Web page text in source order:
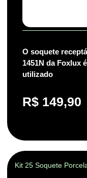
O soquete
1451N da Foxlux
utilizado
R$ 149,90
Kit 25 Soquete